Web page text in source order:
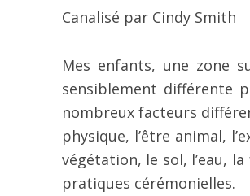
Canalisé par Cindy Smith
Mes enfants, une zone
sensiblement différente
nombreux facteurs
physique, l’être animal,
végétation, le sol, l’eau,
pratiques cérémonielles.